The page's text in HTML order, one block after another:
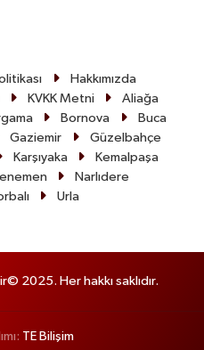
Hakkımızda
KVKK Metni
Aliağa
Bornova
Buca
Gaziemir
Güzelbahçe
Karşıyaka
Kemalpaşa
Narlıdere
Urla
2025. Her hakkı saklıdır.
TE Bilişim